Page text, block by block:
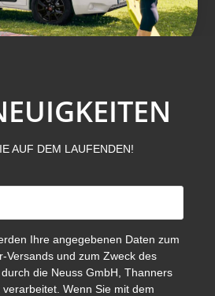
AUF DEM LAUFENDEN!
Ihre angegebenen Daten zum
Versands und zum Zweck des
die Neuss GmbH, Thanners
Wenn Sie mit dem